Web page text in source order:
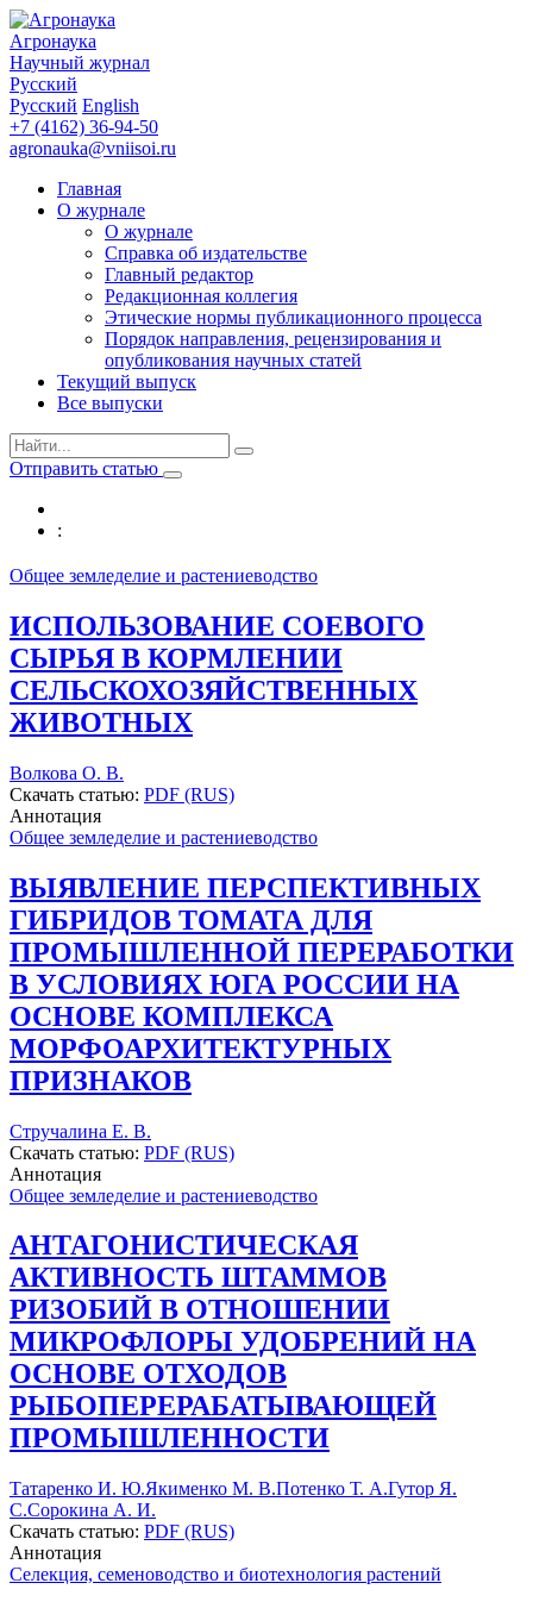
Агронаука
Научный журнал
Русский
Русский English
+7 (4162) 36-94-50
agronauka@vniisoi.ru
Главная
О журнале
О журнале
Справка об издательстве
Главный редактор
Редакционная коллегия
Этические нормы публикационного процесса
Порядок направления, рецензирования и
опубликования научных статей
Текущий выпуск
Все выпуски
Отправить статью
:
Общее земледелие и растениеводство
ИСПОЛЬЗОВАНИЕ СОЕВОГО
СЫРЬЯ В КОРМЛЕНИИ
СЕЛЬСКОХОЗЯЙСТВЕННЫХ
ЖИВОТНЫХ
Волкова О. В.
Скачать статью: PDF (RUS)
Аннотация
Общее земледелие и растениеводство
ВЫЯВЛЕНИЕ ПЕРСПЕКТИВНЫХ
ГИБРИДОВ ТОМАТА ДЛЯ
ПРОМЫШЛЕННОЙ ПЕРЕРАБОТКИ
В УСЛОВИЯХ ЮГА РОССИИ НА
ОСНОВЕ КОМПЛЕКСА
МОРФОАРХИТЕКТУРНЫХ
ПРИЗНАКОВ
Стручалина Е. В.
Скачать статью: PDF (RUS)
Аннотация
Общее земледелие и растениеводство
АНТАГОНИСТИЧЕСКАЯ
АКТИВНОСТЬ ШТАММОВ
РИЗОБИЙ В ОТНОШЕНИИ
МИКРОФЛОРЫ УДОБРЕНИЙ НА
ОСНОВЕ ОТХОДОВ
РЫБОПЕРЕРАБАТЫВАЮЩЕЙ
ПРОМЫШЛЕННОСТИ
Татаренко И. Ю.Якименко М. В.Потенко Т. А.Гутор Я.
С.Сорокина А. И.
Скачать статью: PDF (RUS)
Аннотация
Селекция, семеноводство и биотехнология растений